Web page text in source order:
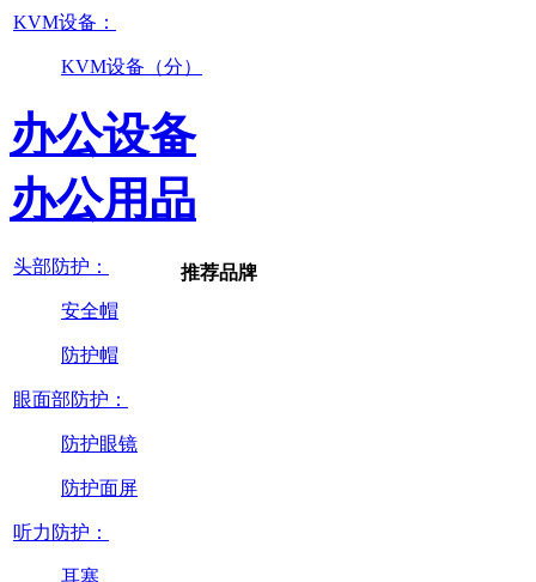
KVM设备：
KVM设备（分）
办公设备
办公用品
头部防护：
安全帽
防护帽
眼面部防护：
防护眼镜
防护面屏
听力防护：
耳塞
推荐品牌